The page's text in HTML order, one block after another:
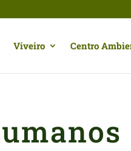
Viveiro Centro